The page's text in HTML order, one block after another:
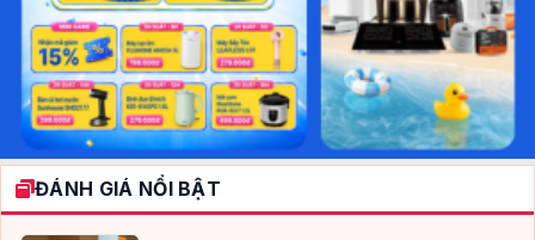
ĐÁNH GIÁ NỔI BẬT